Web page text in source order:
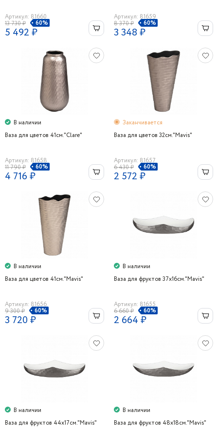
Артикул: 81660
13 730 ₽
60%
5 492 ₽
Артикул: 81659
8 370 ₽
60%
3 348 ₽
В наличии
Ваза для цветов 41см."Clare"
Артикул: 81658
11 790 ₽
60%
4 716 ₽
Заканчивается
Ваза для цветов 32см."Mavis"
Артикул: 81657
6 430 ₽
60%
2 572 ₽
В наличии
Ваза для цветов 41см."Mavis"
Артикул: 81656
9 300 ₽
60%
3 720 ₽
В наличии
Ваза для фруктов 37х16см."Mavis"
Артикул: 81655
6 660 ₽
60%
2 664 ₽
В наличии
Ваза для фруктов 44х17см."Mavis"
В наличии
Ваза для фруктов 48х18см."Mavis"